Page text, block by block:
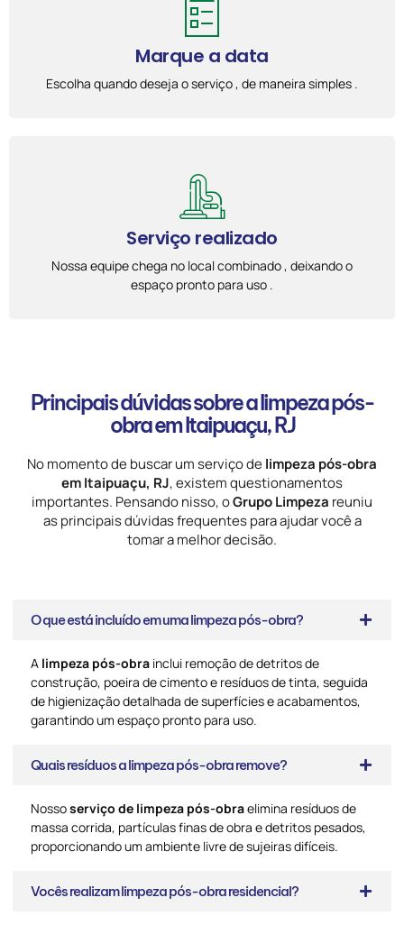
Marque a data
Escolha quando deseja o serviço , de maneira simples .
Serviço realizado
Nossa equipe chega no local combinado , deixando o
espaço pronto para uso .
Principais dúvidas sobre a limpeza pós-
obra em Itaipuaçu, RJ
No momento de buscar um serviço delimpeza pós-obra
em Itaipuaçu, RJ, existem questionamentos
importantes. Pensando nisso, oGrupo Limpeza reuniu
as principais dúvidas frequentes para ajudar você a
tomar a melhor decisão.
O que está incluído em uma limpeza pós-obra?
A limpeza pós-obra inclui remoção de detritos de
construção, poeira de cimento e resíduos de tinta, seguida
de higienização detalhada de superfícies e acabamentos,
garantindo um espaço pronto para uso.
Quais resíduos a limpeza pós-obra remove?
Nossoserviço de limpeza pós-obraelimina resíduos de
massa corrida, partículas finas de obra e detritos pesados,
proporcionando um ambiente livre de sujeiras difíceis.
Vocês realizam limpeza pós-obra residencial?